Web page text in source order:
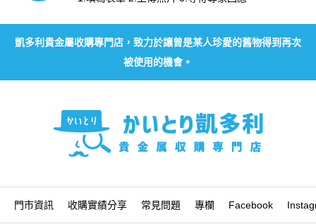
凱多利貴金屬收購專門店，致力於讓曾是某人珍愛的舊物得到再次
被使用的機會。
門市資訊 收購實績分享 常見問題 專欄 Facebook